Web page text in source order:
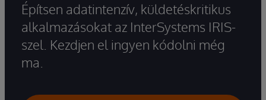
Építsen adatintenzív, küldetéskritikus
alkalmazásokat az InterSystems IRIS-
szel. Kezdjen el ingyen kódolni még
ma.